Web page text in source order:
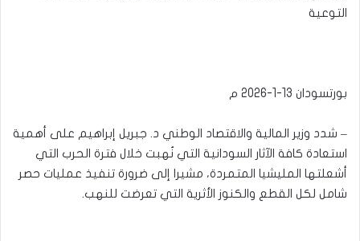
التوعية
بورتسودان 13-1-2026 م
– شدد وزير المالية والاقتصاد الوطني د. جبريل إبراهيم على أهمية
استعادة كافة الآثار السودانية التي نُهبت خلال فترة الحرب التي
أشعلتها المليشيا المتمردة، مشيرا إلى ضرورة تنفيذ عمليات حصر
شامل لكل القطع والكنوز الأثرية التي تعرضت للنهب.